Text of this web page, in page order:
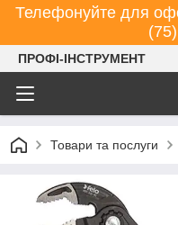
Телефонуйте для
ПРОФІ-ІНСТРУМЕНТ
Товари та послуги